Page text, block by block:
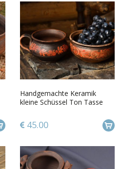
Handgemachte Keramik
kleine Schüssel Ton Tasse
Set45.00